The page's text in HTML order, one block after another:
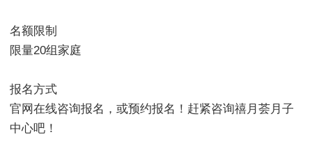
名额限制
限量20组家庭
报名方式
官网在线咨询报名，或预约报名！赶紧咨询禧月荟月子
中心吧！